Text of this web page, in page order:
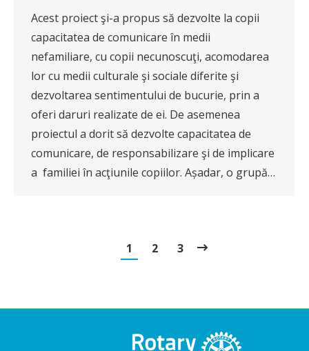
Acest proiect şi-a propus să dezvolte la copii
capacitatea de comunicare în medii
nefamiliare, cu copii necunoscuţi, acomodarea
lor cu medii culturale şi sociale diferite şi
dezvoltarea sentimentului de bucurie, prin a
oferi daruri realizate de ei. De asemenea
proiectul a dorit să dezvolte capacitatea de
comunicare, de responsabilizare şi de implicare
a familiei în acţiunile copiilor. Așadar, o grupă…
1 2 3